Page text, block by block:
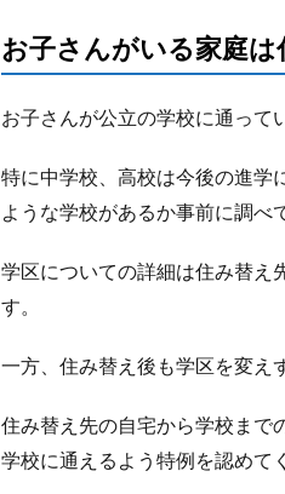
お子さんがいる家庭
お子さんが公立の学校に通って
特に中学校、高校は今後の進学
ような学校があるか事前に調べ
学区についての詳細は住み替え
す。
一方、住み替え後も学区を変え
住み替え先の自宅から学校まで
学校に通えるよう特例を認めて